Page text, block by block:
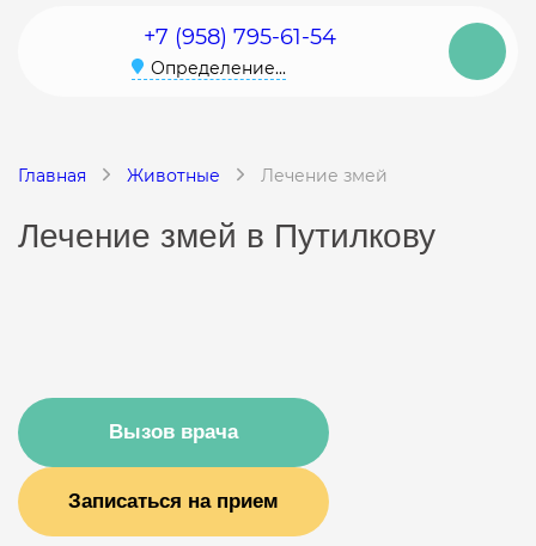
+7 (958) 795-61-54
Определение...
Главная Животные Лечение змей
Лечение змей в Путилкову
Вызов врача
Записаться на прием